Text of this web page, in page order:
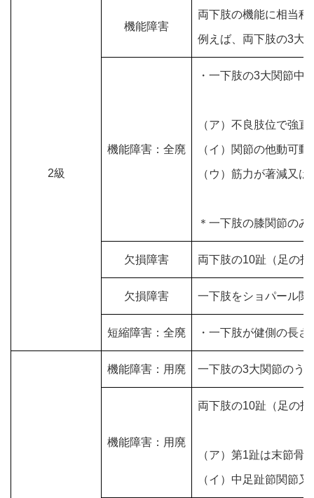
2級
機能障害
両下肢の機能に相当
例えば、両下肢の3大
機能障害：全廃
・一下肢の3大関節中
（ア）不良肢位で強
（イ）関節の他動可
（ウ）筋力が著減又
＊一下肢の膝関節の
欠損障害 両下肢の10趾（足の
欠損障害 一下肢をショパール
短縮障害：全廃 ・一下肢が健側の長
機能障害：用廃 一下肢の3大関節のう
機能障害：用廃
両下肢の10趾（足の
（ア）第1趾は末節骨
（イ）中足趾節関節